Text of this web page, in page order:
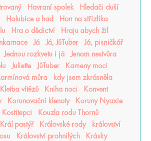
Havraní spolek
Hledači duší
Holubice a had
Hon na střízlíka
Hra o dědictví
Hraju abych žil
Inkarnace Já Já, JůTuber
Já, pisničkář
Jednou rozkvetu i já
Jenom nestvůra
Juliette JůTuber
Kameny moci
můra
kdy jsem zkrásněla
Kletba vítězů Kniha noci
Konvent
Korunovační klenoty
Koruny Nyaxie
Kostitepci
Kouzla rodu Thornů
Král pastýř Královské rody
království
Království prohnilých
Krásky